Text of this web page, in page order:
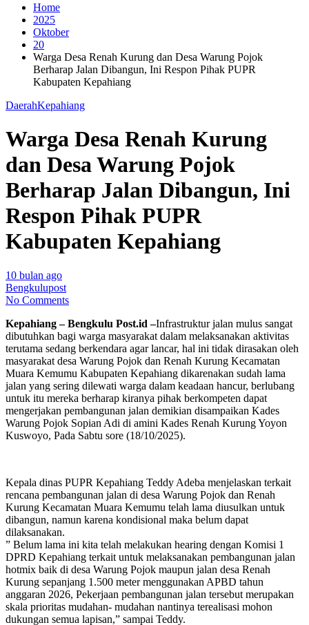
Home
2025
Oktober
20
Warga Desa Renah Kurung dan Desa Warung Pojok
Berharap Jalan Dibangun, Ini Respon Pihak PUPR
Kabupaten Kepahiang
DaerahKepahiang
Warga Desa Renah Kurung
dan Desa Warung Pojok
Berharap Jalan Dibangun, Ini
Respon Pihak PUPR
Kabupaten Kepahiang
10 bulan ago
Bengkulupost
No Comments
Kepahiang – Bengkulu Post.id –Infrastruktur jalan mulus sangat
dibutuhkan bagi warga masyarakat dalam melaksanakan aktivitas
terutama sedang berkendara agar lancar, hal ini tidak dirasakan oleh
masyarakat desa Warung Pojok dan Renah Kurung Kecamatan
Muara Kemumu Kabupaten Kepahiang dikarenakan sudah lama
jalan yang sering dilewati warga dalam keadaan hancur, berlubang
untuk itu mereka berharap kiranya pihak berkompeten dapat
mengerjakan pembangunan jalan demikian disampaikan Kades
Warung Pojok Sopian Adi di amini Kades Renah Kurung Yoyon
Kuswoyo, Pada Sabtu sore (18/10/2025).
Kepala dinas PUPR Kepahiang Teddy Adeba menjelaskan terkait
rencana pembangunan jalan di desa Warung Pojok dan Renah
Kurung Kecamatan Muara Kemumu telah lama diusulkan untuk
dibangun, namun karena kondisional maka belum dapat
dilaksanakan.
” Belum lama ini kita telah melakukan hearing dengan Komisi 1
DPRD Kepahiang terkait untuk melaksanakan pembangunan jalan
hotmix baik di desa Warung Pojok maupun jalan desa Renah
Kurung sepanjang 1.500 meter menggunakan APBD tahun
anggaran 2026, Pekerjaan pembangunan jalan tersebut merupakan
skala prioritas mudahan- mudahan nantinya terealisasi mohon
dukungan semua lapisan,” sampai Teddy.